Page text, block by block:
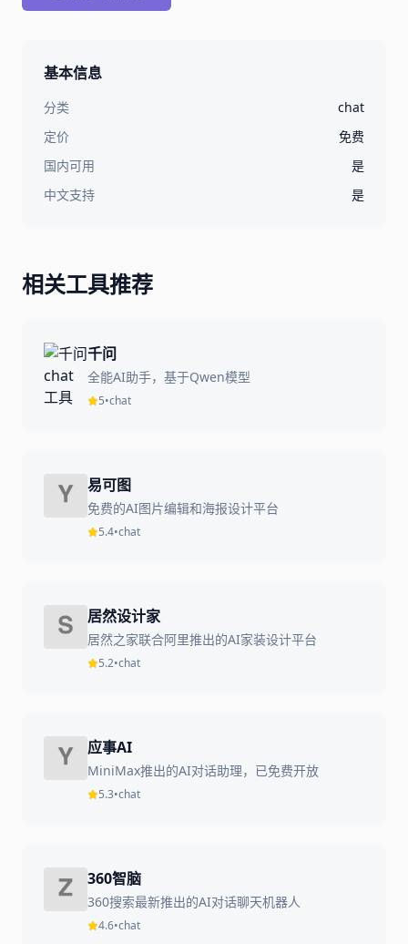
基本信息
分类
chat
定价
免费
国内可用
是
中文支持
是
相关工具推荐
千问
全能AI助手，基于Qwen模型
5•chat
易可图
免费的AI图片编辑和海报设计平台
5.4•chat
居然设计家
居然之家联合阿里推出的AI家装设计平台
5.2•chat
应事AI
MiniMax推出的AI对话助理，已免费开放
5.3•chat
360智脑
360搜索最新推出的AI对话聊天机器人
4.6•chat